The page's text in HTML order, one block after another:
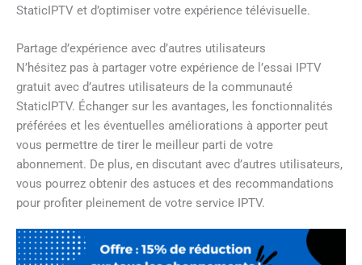
StaticIPTV et d’optimiser votre expérience télévisuelle.
Partage d’expérience avec d’autres utilisateurs
N’hésitez pas à partager votre expérience de l’essai IPTV
gratuit avec d’autres utilisateurs de la communauté
StaticIPTV. Échanger sur les avantages, les fonctionnalités
préférées et les éventuelles améliorations à apporter peut
vous permettre de tirer le meilleur parti de votre
abonnement. De plus, en discutant avec d’autres utilisateurs,
vous pourrez obtenir des astuces et des recommandations
pour profiter pleinement de votre service IPTV.